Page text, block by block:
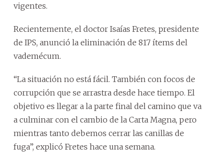
vigentes.
Recientemente, el doctor Isaías Fretes, presidente
de IPS, anunció la eliminación de 817 ítems del
vademécum.
“La situación no está fácil. También con focos de
corrupción que se arrastra desde hace tiempo. El
objetivo es llegar a la parte final del camino que va
a culminar con el cambio de la Carta Magna, pero
mientras tanto debemos cerrar las canillas de
fuga”, explicó Fretes hace una semana.